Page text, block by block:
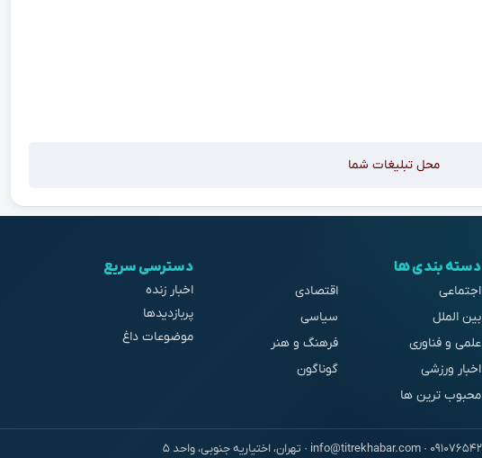
محل تبلیغات شما
دسته بندی ها
اجتماعی
اقتصادی
بین الملل
سیاسی
علمی و فناوری
فرهنگ و هنر
اخبار ورزشی
گوناگون
محبوب ترین ها
دسترسی سریع
اخبار زنده
پربازدیدها
موضوعات داغ